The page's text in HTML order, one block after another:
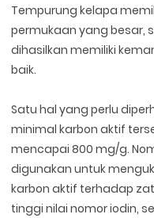
Tempurung kelapa
permukaan yang besar,
dihasilkan memiliki
baik.
Satu hal yang perlu
minimal karbon aktif
mencapai 800 mg/g.
digunakan untuk
karbon aktif terhadap
tinggi nilai nomor iodin,